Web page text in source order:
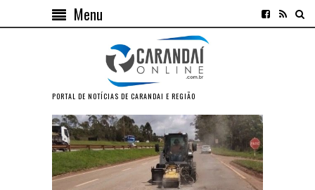
Menu
PORTAL DE NOTÍCIAS DE CARANDAI E REGIÃO